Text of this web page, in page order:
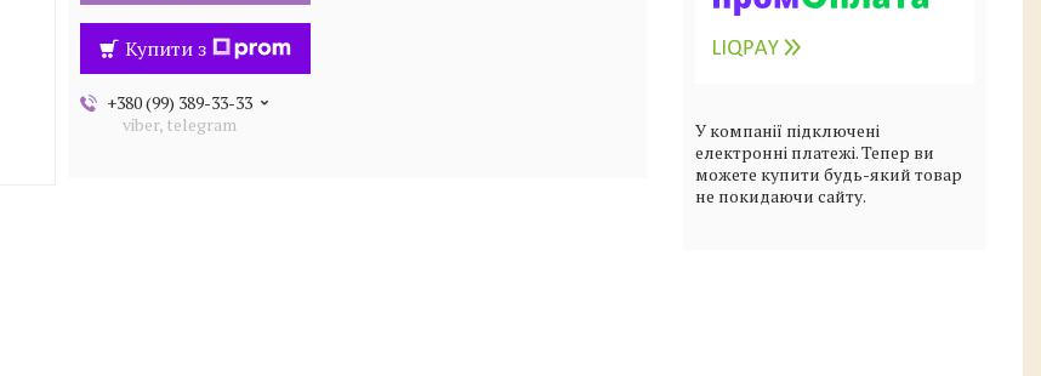
Купити з
+380 (99) 389-33-33
viber, telegram
У компанії підключені
електронні платежі. Тепер ви
можете купити будь-який товар
не покидаючи сайту.